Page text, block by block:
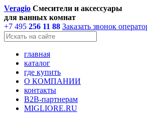
Veragio Смесители и аксессуары
для ванных комнат
+7 495 256 11 88 Заказать звонок
главная
каталог
где купить
О КОМПАНИИ
контакты
В2В-партнерам
MIGLIORE.RU